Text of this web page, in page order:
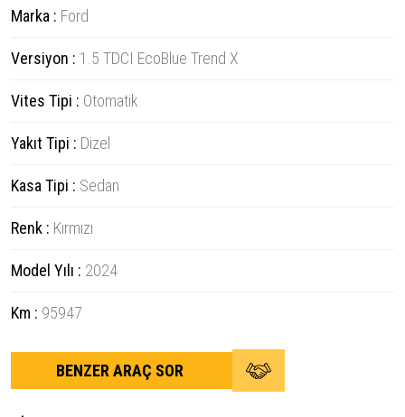
Marka : Ford
Versiyon : 1.5 TDCI EcoBlue Trend X
Vites Tipi : Otomatik
Yakıt Tipi : Dizel
Kasa Tipi : Sedan
Renk : Kırmızı
Model Yılı : 2024
Km : 95947
BENZER ARAÇ SOR